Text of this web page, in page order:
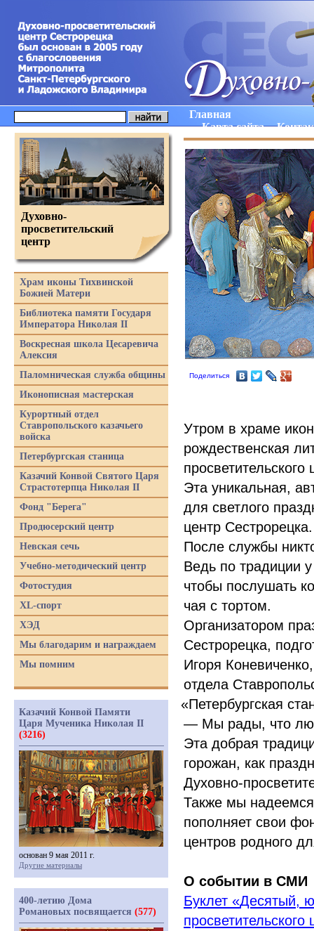
Главная
Карта сайта
Поделиться
Утром в храме
рождественская
Эта уникальная,
для светлого
центр Сестрорецка.
После службы
Ведь по традиции
чтобы послушать
чая с тортом.
Организатором
Сестрорецка,
Игоря
отдела
«Петербургская
— Мы рады, что
Эта добрая
горожан, как
Духовно-
Также мы
пополняет свои
центров родного
О событии в СМИ
Буклет «Десятый,
просветительского
Духовно-
просветительский
центр
Храм иконы Тихвинской
Божией Матери
Библиотека памяти Государя
Императора Николая II
Воскресная школа Цесаревича
Алексия
Паломническая служба общины
Иконописная мастерская
Курортный отдел
Ставропольского казачьего
войска
Петербургская станица
Казачий Конвой Святого Царя
Страстотерпца Николая II
Фонд "Берега"
Продюсерский центр
Невская сечь
Учебно-методический центр
Фотостудия
XL-спорт
ХЭД
Мы благодарим и награждаем
Мы помним
Казачий Конвой Памяти
Царя Мученика Николая II
(3216)
основан 9 мая 2011 г.
Другие материалы
400-летию Дома
Романовых посвящается (577)